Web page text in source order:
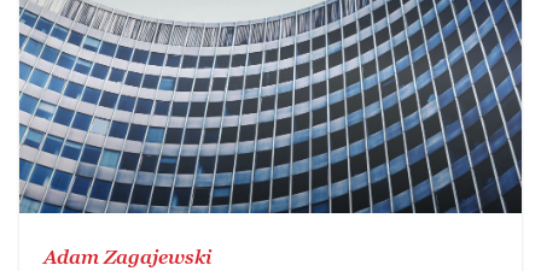
Adam Zagajewski